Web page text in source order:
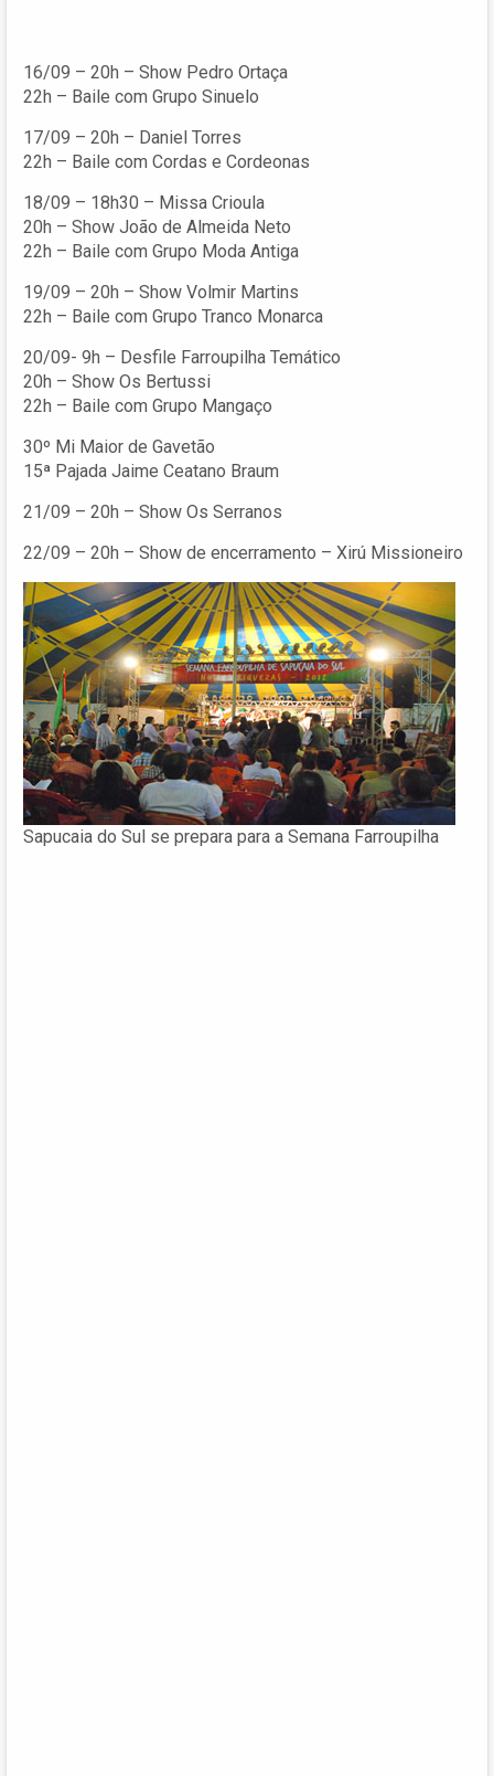
16/09 – 20h – Show Pedro Ortaça
22h – Baile com Grupo Sinuelo
17/09 – 20h – Daniel Torres
22h – Baile com Cordas e Cordeonas
18/09 – 18h30 – Missa Crioula
20h – Show João de Almeida Neto
22h – Baile com Grupo Moda Antiga
19/09 – 20h – Show Volmir Martins
22h – Baile com Grupo Tranco Monarca
20/09- 9h – Desfile Farroupilha Temático
20h – Show Os Bertussi
22h – Baile com Grupo Mangaço
30º Mi Maior de Gavetão
15ª Pajada Jaime Ceatano Braum
21/09 – 20h – Show Os Serranos
22/09 – 20h – Show de encerramento – Xirú Missioneiro
Sapucaia do Sul se prepara para a Semana Farroupilha